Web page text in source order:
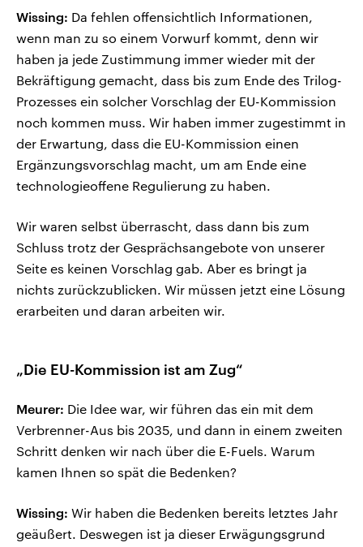
Wissing: Da fehlen offensichtlich Informationen,
wenn man zu so einem Vorwurf kommt, denn wir
haben ja jede Zustimmung immer wieder mit der
Bekräftigung gemacht, dass bis zum Ende des Trilog-
Prozesses ein solcher Vorschlag der EU-Kommission
noch kommen muss. Wir haben immer zugestimmt in
der Erwartung, dass die EU-Kommission einen
Ergänzungsvorschlag macht, um am Ende eine
technologieoffene Regulierung zu haben.
Wir waren selbst überrascht, dass dann bis zum
Schluss trotz der Gesprächsangebote von unserer
Seite es keinen Vorschlag gab. Aber es bringt ja
nichts zurückzublicken. Wir müssen jetzt eine Lösung
erarbeiten und daran arbeiten wir.
„Die EU-Kommission ist am Zug“
Meurer: Die Idee war, wir führen das ein mit dem
Verbrenner-Aus bis 2035, und dann in einem zweiten
Schritt denken wir nach über die E-Fuels. Warum
kamen Ihnen so spät die Bedenken?
Wissing: Wir haben die Bedenken bereits letztes Jahr
geäußert. Deswegen ist ja dieser Erwägungsgrund